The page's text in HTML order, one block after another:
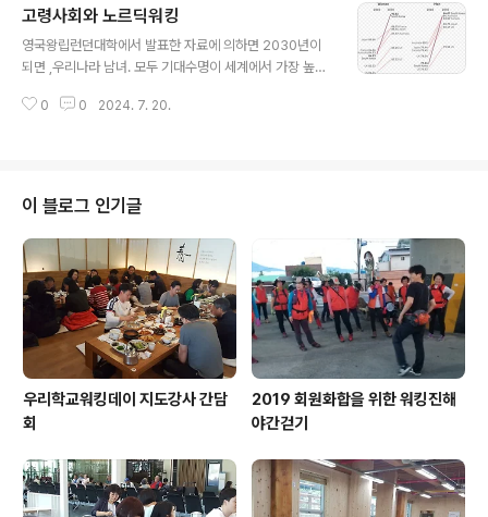
육 교구를 생산 판매하고 있습니다. 교구를 제작하는 사람
들은 특수체육, 운동처방, 보건학, 의학을 전공으로 석사,
박사학위를 취득했고 운동치료, 장애인재활, 노인헬스케어
구개발자 직강 교구활용법 연수 ♡ 제품구매 고객의 교구
고령사회와 노르딕워킹
영국왕립런던대학에서 발표한 자료에 의하면 2030년이
되면 ,우리나라 남녀. 모두 기대수명이 세계에서 가장 높을.
한 프로그램개발과 인력양성은 공공보건의료체계 내에서
으로 인정해야 한다는 목소리가 나온다. 이게 좋은 것일까?
이게 기회가 될까? 알다시피 수명이 늘어나는 것의 이면에
는 고통수명도 함께 늘어날 수 밖에 없다. 질병 치료에 들어
가는 비용은 보험공단에서 투입되는 국가비용이 포함된다.
이 부담을 줄이기 위해서는 9988 하도록 해야 한다. 노년
의 9988은 지구 중력에 저항 할 근..
0 0 2024. 7. 20.
이 블로그 인기글
우리학교워킹데이 지도강사 간담
회
2019 회원화합을 위한 워킹진해
야간걷기